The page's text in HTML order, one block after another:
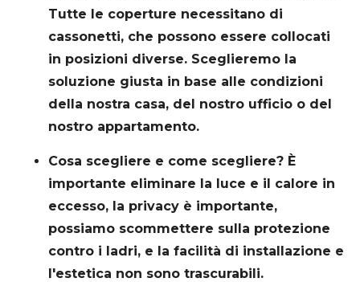
Tutte le coperture necessitano di
cassonetti, che possono essere collocati
in posizioni diverse. Sceglieremo la
soluzione giusta in base alle condizioni
della nostra casa, del nostro ufficio o del
nostro appartamento.
Cosa scegliere e come scegliere? È
importante eliminare la luce e il calore in
eccesso, la privacy è importante,
possiamo scommettere sulla protezione
contro i ladri, e la facilità di installazione e
l'estetica non sono trascurabili.